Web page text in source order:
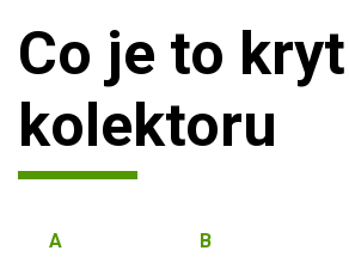
Co je to kryt
kolektoru
A B